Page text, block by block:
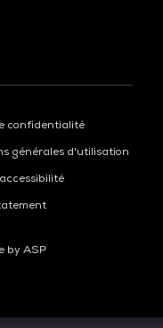
confidentialité
générales d'utilisation
by ASP